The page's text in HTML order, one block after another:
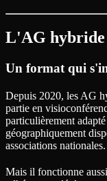
L'AG hybride
Un format qui
Depuis 2020, les AG
partie en
particulièrement
géographiquement
associations nationales.
Mais il fonctionne